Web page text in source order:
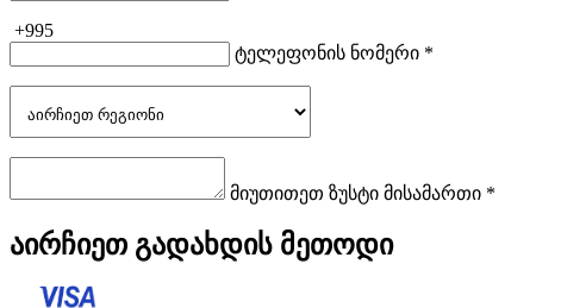
+995
ტელეფონის ნომერი *
მიუთითეთ ზუსტი მისამართი *
აირჩიეთ გადახდის მეთოდი